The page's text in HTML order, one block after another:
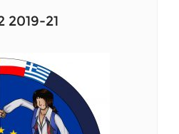
2019-21